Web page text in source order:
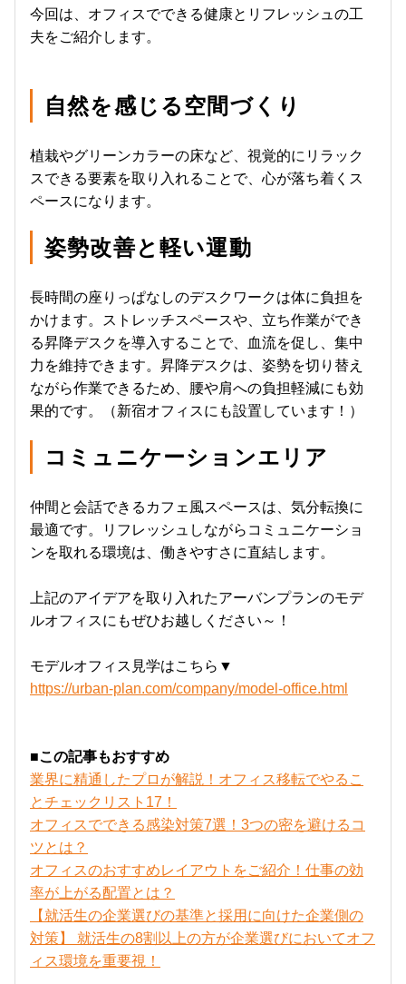
今回は、オフィスでできる健康とリフレッシュの工
夫をご紹介します。
自然を感じる空間づくり
植栽やグリーンカラーの床など、視覚的にリラック
スできる要素を取り入れることで、心が落ち着くス
ペースになります。
姿勢改善と軽い運動
長時間の座りっぱなしのデスクワークは体に負担を
かけます。ストレッチスペースや、立ち作業ができ
る昇降デスクを導入することで、血流を促し、集中
力を維持できます。昇降デスクは、姿勢を切り替え
ながら作業できるため、腰や肩への負担軽減にも効
果的です。（新宿オフィスにも設置しています！）
コミュニケーションエリア
仲間と会話できるカフェ風スペースは、気分転換に
最適です。リフレッシュしながらコミュニケーショ
ンを取れる環境は、働きやすさに直結します。
上記のアイデアを取り入れたアーバンプランのモデ
ルオフィスにもぜひお越しください～！
モデルオフィス見学はこちら▼
https://urban-plan.com/company/model-office.html
■この記事もおすすめ
業界に精通したプロが解説！オフィス移転でやるこ
とチェックリスト17！
オフィスでできる感染対策7選！3つの密を避けるコ
ツとは？
オフィスのおすすめレイアウトをご紹介！仕事の効
率が上がる配置とは？
【就活生の企業選びの基準と採用に向けた企業側の
対策】 就活生の8割以上の方が企業選びにおいてオフ
ィス環境を重要視！